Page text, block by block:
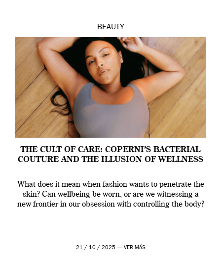
BEAUTY
THE CULT OF CARE: COPERNI’S BACTERIAL
COUTURE AND THE ILLUSION OF WELLNESS
What does it mean when fashion wants to penetrate the
skin? Can wellbeing be worn, or are we witnessing a
new frontier in our obsession with controlling the body?
21 / 10 / 2025 — VER MÁS